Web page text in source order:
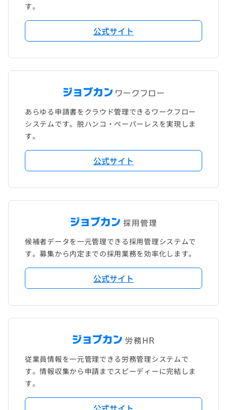
す。
公式サイト
あらゆる申請書をクラウド管理できるワークフロー
システムです。脱ハンコ・ペーパーレスを実現しま
す。
公式サイト
候補者データを一元管理できる採用管理システムで
す。募集から内定までの採用業務を効率化します。
公式サイト
従業員情報を一元管理できる労務管理システムで
す。情報収集から申請までスピーディーに完結しま
す。